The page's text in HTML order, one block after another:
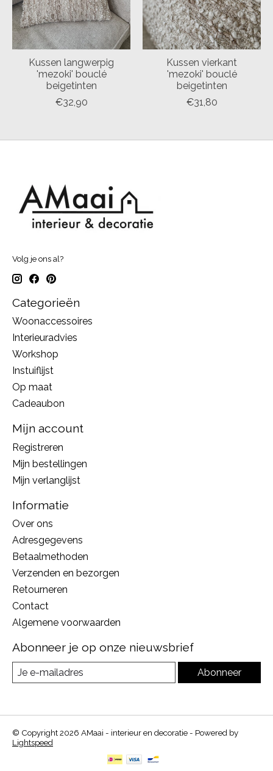
Kussen langwerpig
'mezoki' bouclé
beigetinten
€32,90
Kussen vierkant
'mezoki' bouclé
beigetinten
€31,80
Volg je ons al?
Categorieën
Woonaccessoires
Interieuradvies
Workshop
Instuiflijst
Op maat
Cadeaubon
Mijn account
Registreren
Mijn bestellingen
Mijn verlanglijst
Informatie
Over ons
Adresgegevens
Betaalmethoden
Verzenden en bezorgen
Retourneren
Contact
Algemene voorwaarden
Abonneer je op onze nieuwsbrief
Abonneer
© Copyright 2026 AMaai - interieur en decoratie - Powered by
Lightspeed